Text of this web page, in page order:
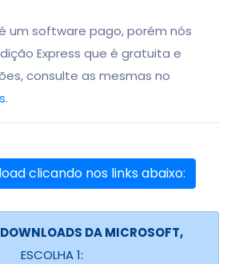
é um software pago, porém nós
Express que é gratuita e
consulte as mesmas no
clicando nos links abaixo:
DA MICROSOFT,
ESCOLHA 1: